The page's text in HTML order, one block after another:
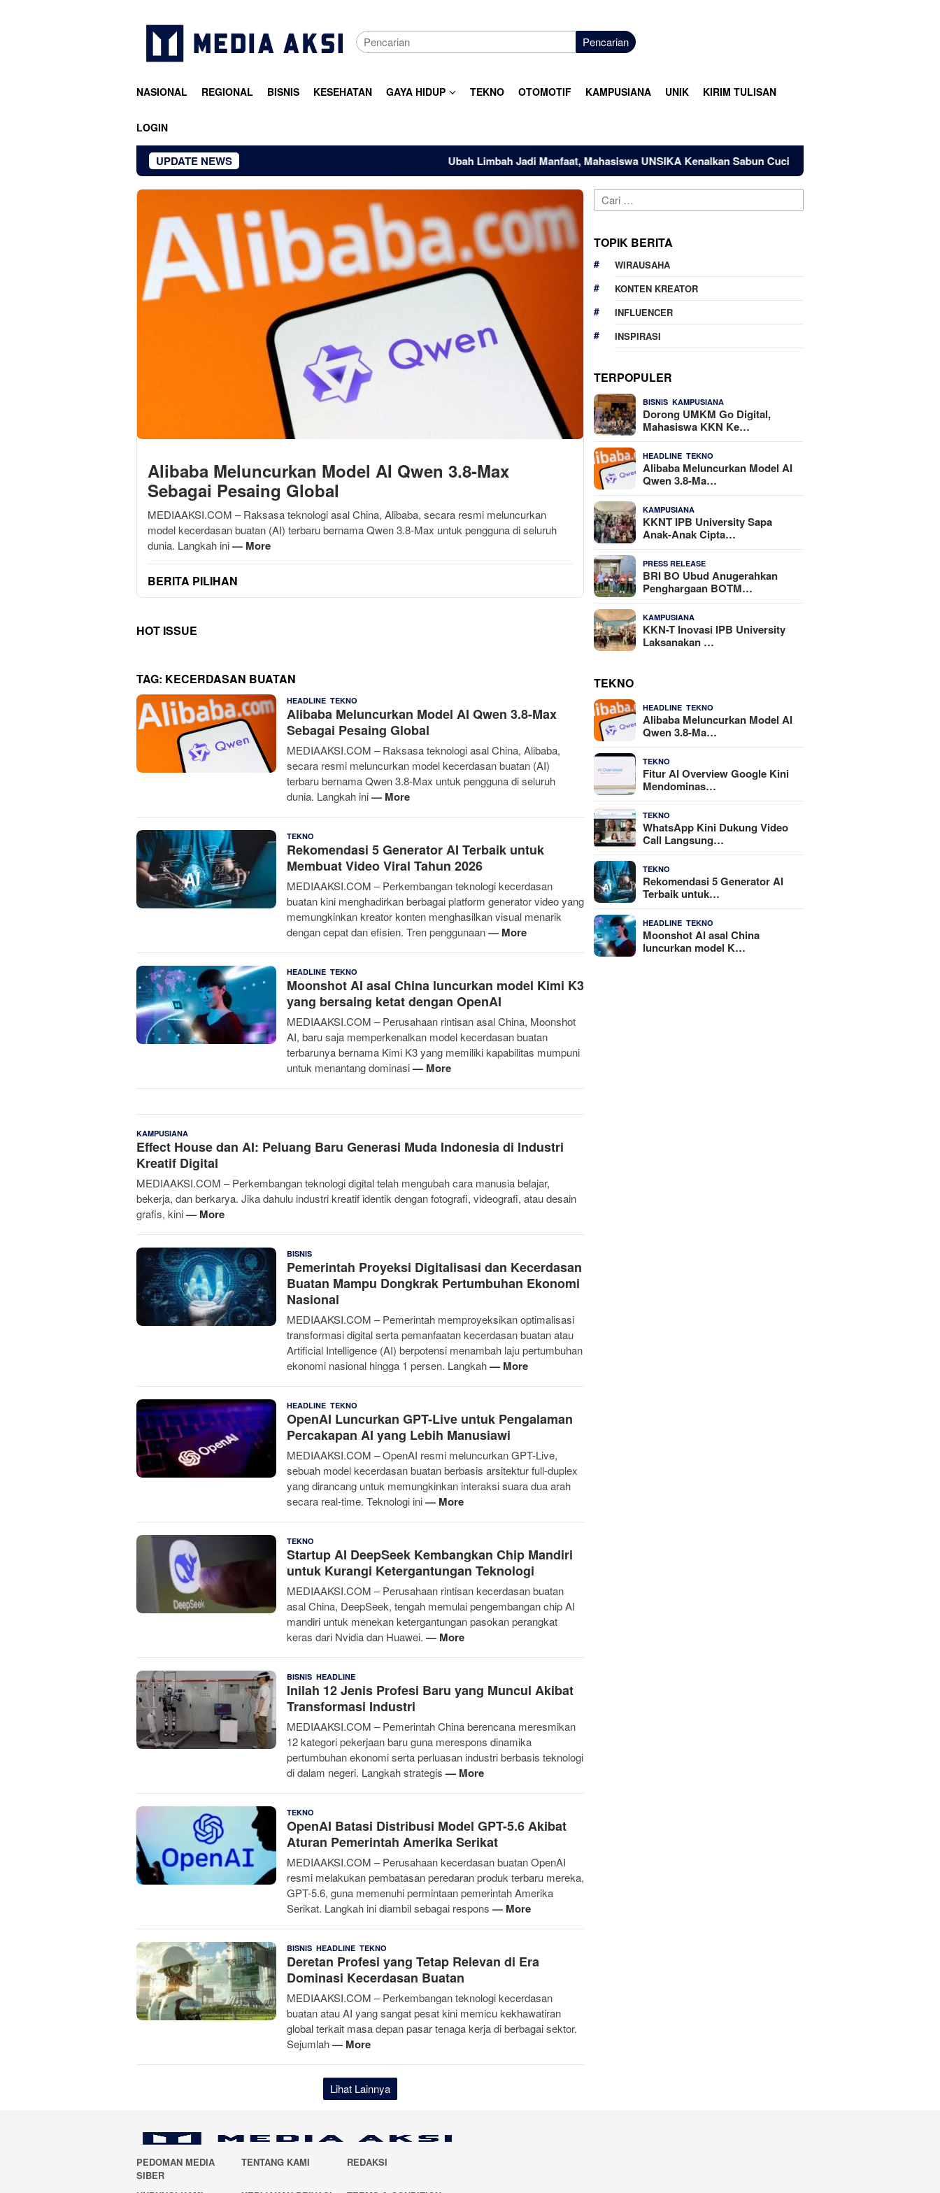
Pencarian
NASIONAL REGIONAL BISNIS KESEHATAN GAYA HIDUP TEKNO OTOMOTIF KAMPUSIANA UNIK KIRIM TULISAN
LOGIN
UPDATE NEWS Ubah Limbah Jadi Manfaat, Mahasiswa UNSIKA Kenalkan Sabun Cuci Piring dari Kulit Pisang
Alibaba Meluncurkan Model AI Qwen 3.8-Max
Sebagai Pesaing Global
MEDIAAKSI.COM – Raksasa teknologi asal China, Alibaba, secara resmi meluncurkan
model kecerdasan buatan (AI) terbaru bernama Qwen 3.8-Max untuk pengguna di seluruh
dunia. Langkah ini— More
BERITA PILIHAN
HOT ISSUE
TAG: KECERDASAN BUATAN
HEADLINE TEKNO
Rahmania
Alibaba Meluncurkan Model AI Qwen 3.8-Max
Sebagai Pesaing Global
MEDIAAKSI.COM – Raksasa teknologi asal China, Alibaba,
secara resmi meluncurkan model kecerdasan buatan (AI)
terbaru bernama Qwen 3.8-Max untuk pengguna di seluruh
dunia. Langkah ini— More
TEKNO
Ali
Rekomendasi 5 Generator AI Terbaik untuk
Membuat Video Viral Tahun 2026
MEDIAAKSI.COM – Perkembangan teknologi kecerdasan
buatan kini menghadirkan berbagai platform generator video yang
memungkinkan kreator konten menghasilkan visual menarik
dengan cepat dan efisien. Tren penggunaan— More
HEADLINE TEKNO
Ali
Moonshot AI asal China luncurkan model Kimi K3
yang bersaing ketat dengan OpenAI
MEDIAAKSI.COM – Perusahaan rintisan asal China, Moonshot
AI, baru saja memperkenalkan model kecerdasan buatan
terbarunya bernama Kimi K3 yang memiliki kapabilitas mumpuni
untuk menantang dominasi— More
KAMPUSIANA
Effect House dan AI: Peluang Baru Generasi Muda Indonesia di Industri
Kreatif Digital
MEDIAAKSI.COM – Perkembangan teknologi digital telah mengubah cara manusia belajar,
bekerja, dan berkarya. Jika dahulu industri kreatif identik dengan fotografi, videografi, atau desain
grafis, kini— More
BISNIS
Rahmania
Pemerintah Proyeksi Digitalisasi dan Kecerdasan
Buatan Mampu Dongkrak Pertumbuhan Ekonomi
Nasional
MEDIAAKSI.COM – Pemerintah memproyeksikan optimalisasi
transformasi digital serta pemanfaatan kecerdasan buatan atau
Artificial Intelligence (AI) berpotensi menambah laju pertumbuhan
ekonomi nasional hingga 1 persen. Langkah— More
HEADLINE TEKNO
Kurnia
OpenAI Luncurkan GPT-Live untuk Pengalaman
Percakapan AI yang Lebih Manusiawi
MEDIAAKSI.COM – OpenAI resmi meluncurkan GPT-Live,
sebuah model kecerdasan buatan berbasis arsitektur full-duplex
yang dirancang untuk memungkinkan interaksi suara dua arah
secara real-time. Teknologi ini— More
TEKNO
Kurnia
Startup AI DeepSeek Kembangkan Chip Mandiri
untuk Kurangi Ketergantungan Teknologi
MEDIAAKSI.COM – Perusahaan rintisan kecerdasan buatan
asal China, DeepSeek, tengah memulai pengembangan chip AI
mandiri untuk menekan ketergantungan pasokan perangkat
keras dari Nvidia dan Huawei. — More
BISNIS HEADLINE
Rahmania
Inilah 12 Jenis Profesi Baru yang Muncul Akibat
Transformasi Industri
MEDIAAKSI.COM – Pemerintah China berencana meresmikan
12 kategori pekerjaan baru guna merespons dinamika
pertumbuhan ekonomi serta perluasan industri berbasis teknologi
di dalam negeri. Langkah strategis — More
TEKNO
Rahmania
OpenAI Batasi Distribusi Model GPT-5.6 Akibat
Aturan Pemerintah Amerika Serikat
MEDIAAKSI.COM – Perusahaan kecerdasan buatan OpenAI
resmi melakukan pembatasan peredaran produk terbaru mereka,
GPT-5.6, guna memenuhi permintaan pemerintah Amerika
Serikat. Langkah ini diambil sebagai respons — More
BISNIS HEADLINE TEKNO
Ali
Deretan Profesi yang Tetap Relevan di Era
Dominasi Kecerdasan Buatan
MEDIAAKSI.COM – Perkembangan teknologi kecerdasan
buatan atau AI yang sangat pesat kini memicu kekhawatiran
global terkait masa depan pasar tenaga kerja di berbagai sektor.
Sejumlah— More
Lihat Lainnya
Cari
untuk:
TOPIK BERITA
WIRAUSAHA
KONTEN KREATOR
INFLUENCER
INSPIRASI
TERPOPULER
BISNIS ,KAMPUSIANA
Dorong UMKM Go Digital,
Mahasiswa KKN Ke…
HEADLINE ,TEKNO
Alibaba Meluncurkan Model AI
Qwen 3.8-Ma…
KAMPUSIANA
KKNT IPB University Sapa
Anak-Anak Cipta…
PRESS RELEASE
BRI BO Ubud Anugerahkan
Penghargaan BOTM…
KAMPUSIANA
KKN-T Inovasi IPB University
Laksanakan …
TEKNO
HEADLINE ,TEKNO
Alibaba Meluncurkan Model AI
Qwen 3.8-Ma…
TEKNO
Fitur AI Overview Google Kini
Mendominas…
TEKNO
WhatsApp Kini Dukung Video
Call Langsung…
TEKNO
Rekomendasi 5 Generator AI
Terbaik untuk…
HEADLINE ,TEKNO
Moonshot AI asal China
luncurkan model K…
PEDOMAN MEDIA
SIBER
TENTANG KAMI REDAKSI